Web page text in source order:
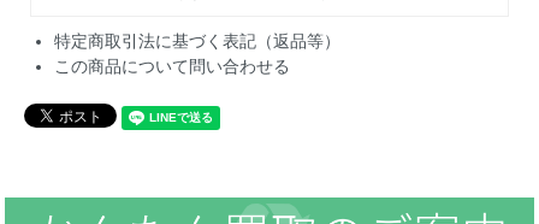
特定商取引法に基づく表記（返品等）
この商品について問い合わせる